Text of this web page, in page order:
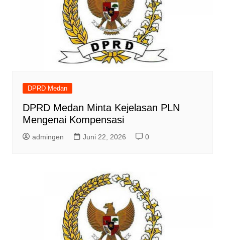
DPRD Medan
DPRD Medan Minta Kejelasan PLN
Mengenai Kompensasi
admingen Juni 22, 2026 0